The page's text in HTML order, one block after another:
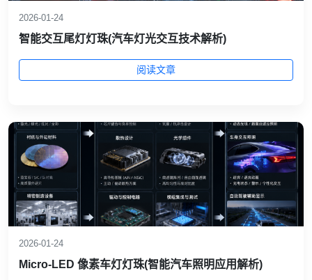
2026-01-24
智能交互尾灯灯珠(汽车灯光交互技术解析)
阅读文章
2026-01-24
Micro-LED 像素车灯灯珠(智能汽车照明应用解析)